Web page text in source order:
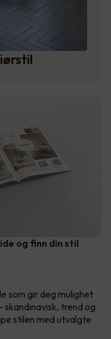
og finn din stil
som gir deg mulighet
trend og
stilen med utvalgte